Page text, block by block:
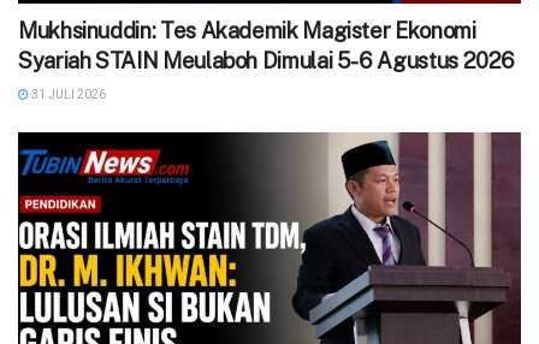
Mukhsinuddin: Tes Akademik Magister Ekonomi
Syariah STAIN Meulaboh Dimulai 5-6 Agustus 2026
31 JULI 2026